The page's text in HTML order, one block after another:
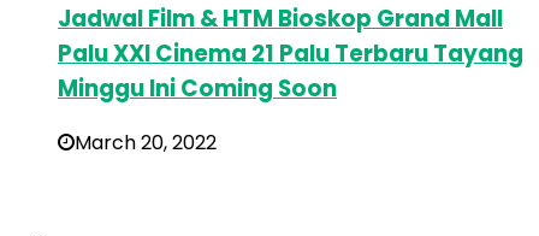
Jadwal Film & HTM Bioskop Grand Mall
Palu XXI Cinema 21 Palu Terbaru Tayang
Minggu Ini Coming Soon
March 20, 2022